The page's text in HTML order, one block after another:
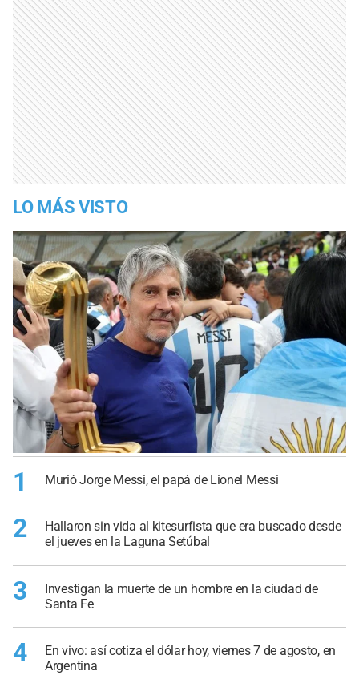
LO MÁS VISTO
1 Murió Jorge Messi, el papá de Lionel Messi
2
Hallaron sin vida al kitesurfista que era buscado desde
el jueves en la Laguna Setúbal
3
Investigan la muerte de un hombre en la ciudad de
Santa Fe
4
En vivo: así cotiza el dólar hoy, viernes 7 de agosto, en
Argentina